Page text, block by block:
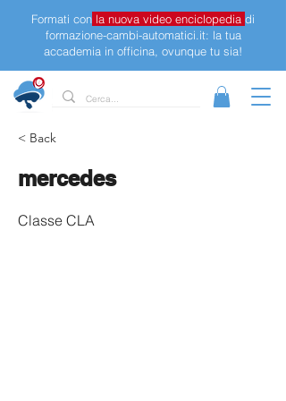
Formati con la nuova video enciclopedia di
formazione-cambi-automatici.it: la tua
accademia in officina, ovunque tu sia!
< Back
mercedes
Classe CLA